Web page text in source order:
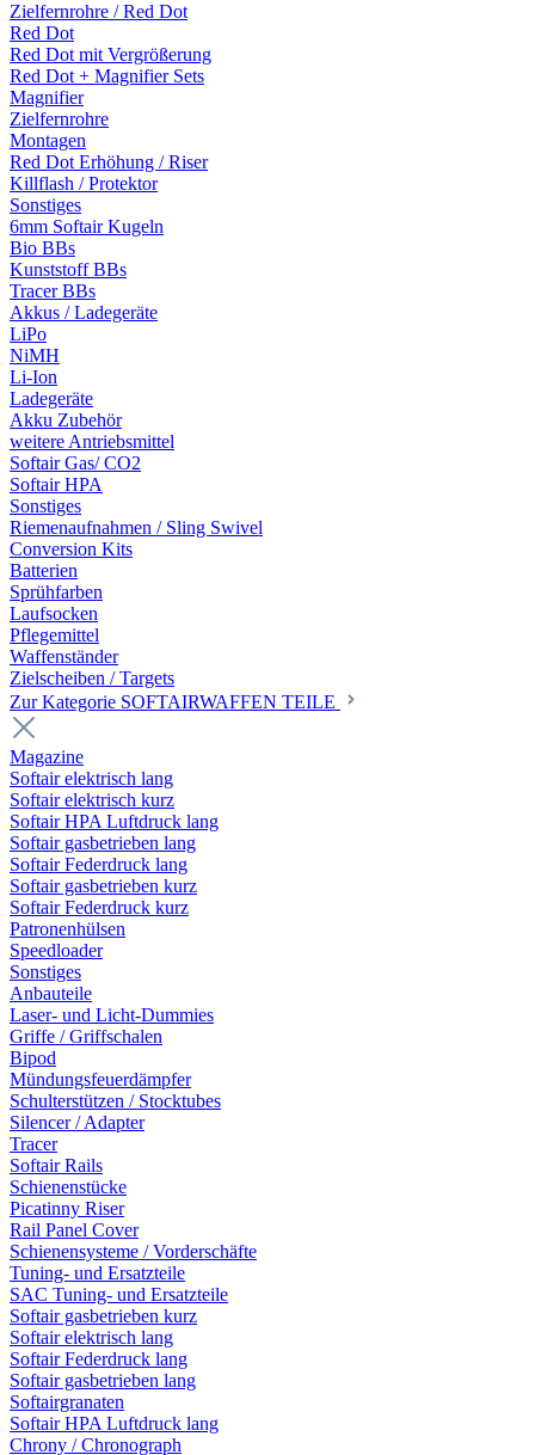
Zielfernrohre / Red Dot
Red Dot
Red Dot mit Vergrößerung
Red Dot + Magnifier Sets
Magnifier
Zielfernrohre
Montagen
Red Dot Erhöhung / Riser
Killflash / Protektor
Sonstiges
6mm Softair Kugeln
Bio BBs
Kunststoff BBs
Tracer BBs
Akkus / Ladegeräte
LiPo
NiMH
Li-Ion
Ladegeräte
Akku Zubehör
weitere Antriebsmittel
Softair Gas/ CO2
Softair HPA
Sonstiges
Riemenaufnahmen / Sling Swivel
Conversion Kits
Batterien
Sprühfarben
Laufsocken
Pflegemittel
Waffenständer
Zielscheiben / Targets
Zur Kategorie SOFTAIRWAFFEN TEILE
Magazine
Softair elektrisch lang
Softair elektrisch kurz
Softair HPA Luftdruck lang
Softair gasbetrieben lang
Softair Federdruck lang
Softair gasbetrieben kurz
Softair Federdruck kurz
Patronenhülsen
Speedloader
Sonstiges
Anbauteile
Laser- und Licht-Dummies
Griffe / Griffschalen
Bipod
Mündungsfeuerdämpfer
Schulterstützen / Stocktubes
Silencer / Adapter
Tracer
Softair Rails
Schienenstücke
Picatinny Riser
Rail Panel Cover
Schienensysteme / Vorderschäfte
Tuning- und Ersatzteile
SAC Tuning- und Ersatzteile
Softair gasbetrieben kurz
Softair elektrisch lang
Softair Federdruck lang
Softair gasbetrieben lang
Softairgranaten
Softair HPA Luftdruck lang
Chrony / Chronograph